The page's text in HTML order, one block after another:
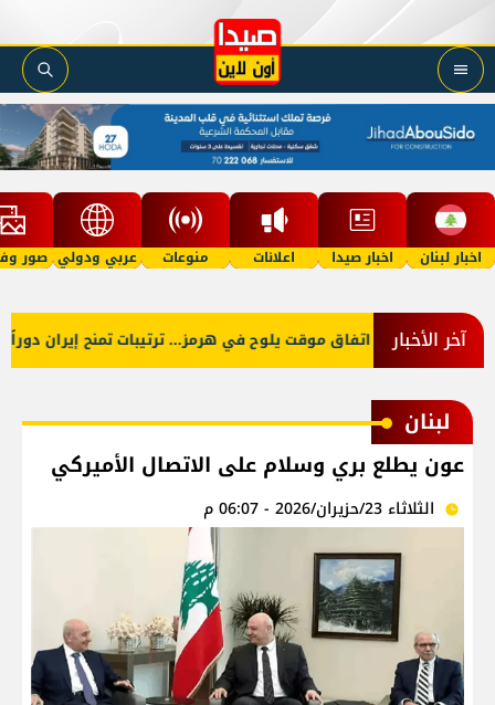
اخبار لبنان اخبار صيدا اعلانات منوعات عربي ودولي صور
آخر الأخبار اتفاق موقت يلوح في هرمز... ترتيبات تمنح إيران دوراً
لبنان
عون يطلع بري وسلام على الاتصال الأميركي
الثلاثاء 23/حزيران/2026 - 06:07 م